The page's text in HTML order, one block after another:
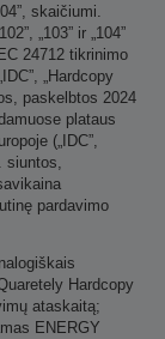
skaičiumi.
„103” ir „104”
24712 tikrinimo
„Hardcopy
paskelbtos 2024
plataus
(„IDC”,
siuntos,
pardavimo
Hardcopy
ataskaitą;
ENERGY